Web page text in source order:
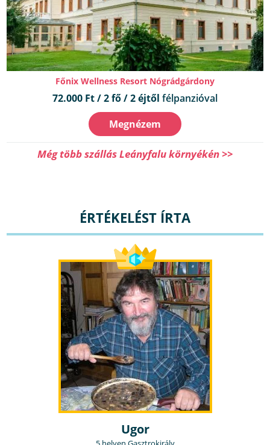
Főnix Wellness Resort Nógrádgárdony
72.000 Ft / 2 fő / 2 éjtől félpanzióval
Megnézem
Még több szállás Leányfalu környékén >>
ÉRTÉKELÉST ÍRTA
Ugor